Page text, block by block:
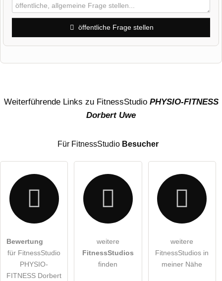
öffentliche Frage stellen
DieDatenschutzerklärunghabe ich zur Kenntnis genommen.
öffentliche Frage stellen
Weiterführende Links zu FitnessStudio PHYSIO-FITNESS
Dorbert Uwe
Für FitnessStudio Besucher
Bewertung
für FitnessStudio
PHYSIO-
FITNESS Dorbert
weitere
FitnessStudios
finden
weitere
FitnessStudios in
meiner Nähe